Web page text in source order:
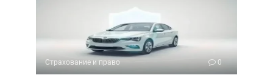
Страхование и право 0